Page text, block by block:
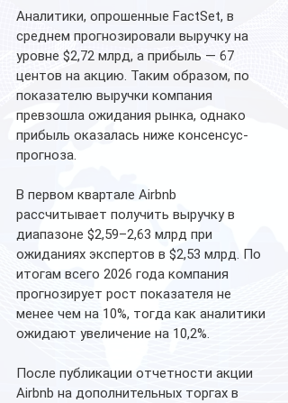
Аналитики, опрошенные FactSet, в
среднем прогнозировали выручку на
уровне $2,72 млрд, а прибыль — 67
центов на акцию. Таким образом, по
показателю выручки компания
превзошла ожидания рынка, однако
прибыль оказалась ниже консенсус-
прогноза.
В первом квартале Airbnb
рассчитывает получить выручку в
диапазоне $2,59–2,63 млрд при
ожиданиях экспертов в $2,53 млрд. По
итогам всего 2026 года компания
прогнозирует рост показателя не
менее чем на 10%, тогда как аналитики
ожидают увеличение на 10,2%.
После публикации отчетности акции
Airbnb на дополнительных торгах в